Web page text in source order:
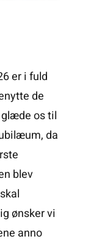
er i fuld
de
os til
da
blev
ønsker vi
anno